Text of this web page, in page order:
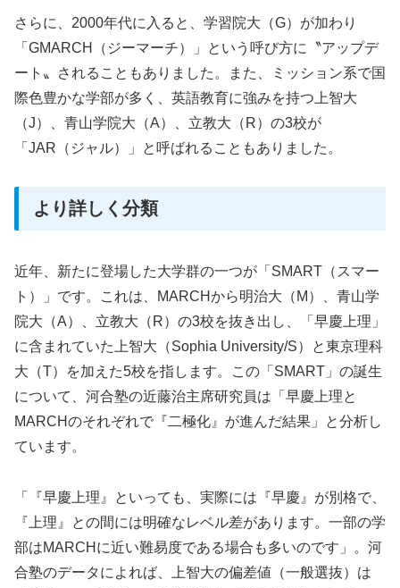
さらに、2000年代に入ると、学習院大（G）が加わり
「GMARCH（ジーマーチ）」という呼び方に〝アップデ
ート〟されることもありました。また、ミッション系で国
際色豊かな学部が多く、英語教育に強みを持つ上智大
（J）、青山学院大（A）、立教大（R）の3校が
「JAR（ジャル）」と呼ばれることもありました。
より詳しく分類
近年、新たに登場した大学群の一つが「SMART（スマー
ト）」です。これは、MARCHから明治大（M）、青山学
院大（A）、立教大（R）の3校を抜き出し、「早慶上理」
に含まれていた上智大（Sophia University/S）と東京理科
大（T）を加えた5校を指します。この「SMART」の誕生
について、河合塾の近藤治主席研究員は「早慶上理と
MARCHのそれぞれで『二極化』が進んだ結果」と分析し
ています。
「『早慶上理』といっても、実際には『早慶』が別格で、
『上理』との間には明確なレベル差があります。一部の学
部はMARCHに近い難易度である場合も多いのです」。河
合塾のデータによれば、上智大の偏差値（一般選抜）は